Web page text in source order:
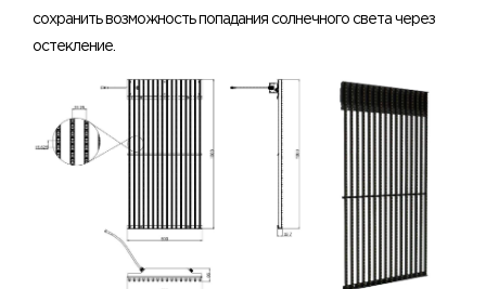
сохранить возможность попадания солнечного света через
остекление.